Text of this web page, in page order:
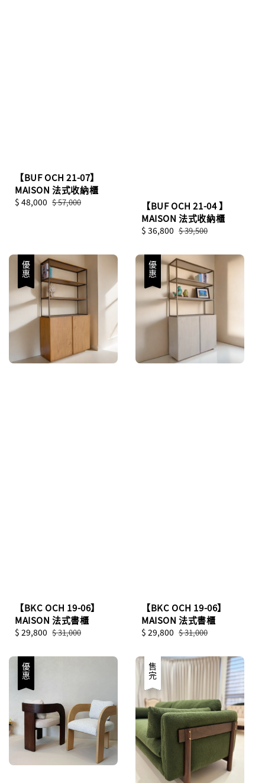
【BUF OCH 21-07】
MAISON 法式收納櫃
Sale
$ 48,000 Regular
$ 57,000
【BUF OCH 21-04 】
MAISON 法式收納櫃
Sale
$ 36,800 Regular
$ 39,500
優惠
【BKC OCH 19-06】
MAISON 法式書櫃
Sale
$ 29,800 Regular
$ 31,000
優惠
【BKC OCH 19-06】
MAISON 法式書櫃
Sale
$ 29,800 Regular
$ 31,000
優惠 優惠
售完